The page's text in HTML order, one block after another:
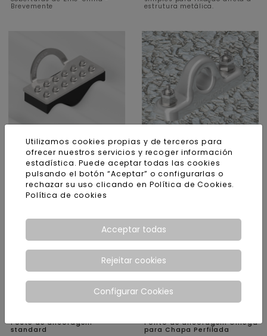
Brevemente
estrutura metálica.
Ancoragem para chapa
ondulada V2
Ponto de ancoragem para
coberturas de chapa ondulada
para fixação direta à estrutura
metálica.
Ancoragem Fixa ALU
Ponto de ancoragem em
alumínio para fixação em
betão ou estrutura metálica
Poste de ancoragem
standard
Ponto de ancoragem Omega
para Chapa Perfilada
Utilizamos cookies propias y de terceros para
ofrecer nuestros servicios y recoger información
estadística. Puede aceptar todas las cookies
pulsando el botón “Aceptar” o configurarlas o
rechazar su uso clicando en Política de Cookies.
Política de cookies
Acceptar todas
Rejeitar cookies
Configurar Cookies